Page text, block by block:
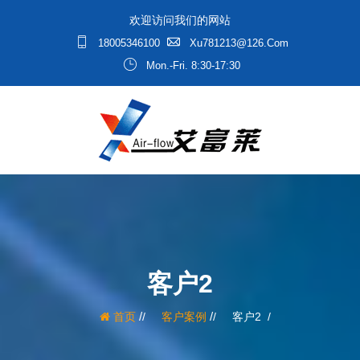
欢迎访问我们的网站
18005346100
Xu781213@126.com
Mon.-Fri. 8:30-17:30
客户2
首页/ 客户案例 / 客户2